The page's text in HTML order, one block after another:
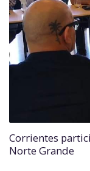
Corrientes
Norte Grande